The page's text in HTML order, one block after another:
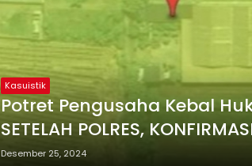
Kasuistik
Potret Pengusaha Kebal
SETELAH POLRES,
JATIM
Desember 25, 2024